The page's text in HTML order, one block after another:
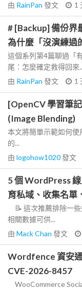
由 RainPan 發文 1
# [Backup] 備份界
為什麼「沒演練過
這個系列第4篇聊過「
尾：怎麼確定救得回來
由 RainPan 發文 1
[OpenCV 學習筆
(Image Blending)
本文將簡單示範如何
的...
由 logohow1020發文
5 個 WordPress
育私域、收集名單
📝 這次推薦排除一些
相關數據可供...
由 Mack Chan 發文
Wordfence 資安
CVE-2026-8457
WooCommerce